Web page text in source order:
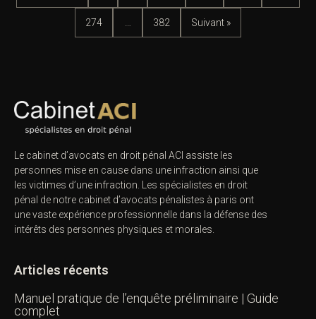
274 382 Suivant »
Le cabinet d’avocats en droit pénal ACI assiste les
personnes mise en cause dans une infraction ainsi que
les victimes d’une infraction. Les spécialistes en droit
pénal de notre cabinet d’avocats pénalistes à paris ont
une vaste expérience professionnelle dans la défense des
intérêts des personnes physiques et morales.
Articles récents
Manuel pratique de l’enquête préliminaire | Guide
complet